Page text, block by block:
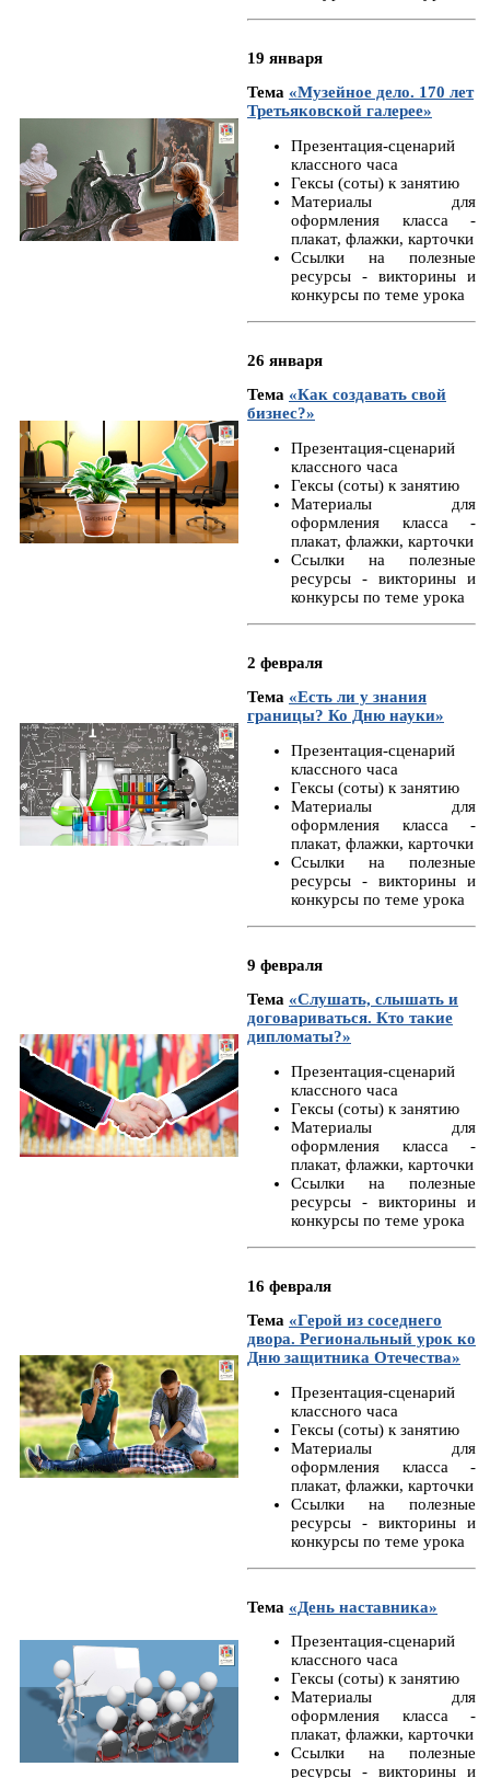
19 января
Тема «Музейное дело. 170 лет
Третьяковской галерее»
Презентация-сценарий
классного часа
Гексы (соты) к занятию
Материалы для
оформления класса -
плакат, флажки, карточки
Ссылки на полезные
ресурсы - викторины и
конкурсы по теме урока
26 января
Тема «Как создавать свой
бизнес?»
Презентация-сценарий
классного часа
Гексы (соты) к занятию
Материалы для
оформления класса -
плакат, флажки, карточки
Ссылки на полезные
ресурсы - викторины и
конкурсы по теме урока
2 февраля
Тема «Есть ли у знания
границы? Ко Дню науки»
Презентация-сценарий
классного часа
Гексы (соты) к занятию
Материалы для
оформления класса -
плакат, флажки, карточки
Ссылки на полезные
ресурсы - викторины и
конкурсы по теме урока
9 февраля
Тема «Слушать, слышать и
договариваться. Кто такие
дипломаты?»
Презентация-сценарий
классного часа
Гексы (соты) к занятию
Материалы для
оформления класса -
плакат, флажки, карточки
Ссылки на полезные
ресурсы - викторины и
конкурсы по теме урока
16 февраля
Тема «Герой из соседнего
двора. Региональный урок ко
Дню защитника Отечества»
Презентация-сценарий
классного часа
Гексы (соты) к занятию
Материалы для
оформления класса -
плакат, флажки, карточки
Ссылки на полезные
ресурсы - викторины и
конкурсы по теме урока
Тема «День наставника»
Презентация-сценарий
классного часа
Гексы (соты) к занятию
Материалы для
оформления класса -
плакат, флажки, карточки
Ссылки на полезные
ресурсы - викторины и